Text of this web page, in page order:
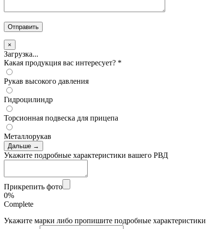
×
Загрузка...
Какая продукция вас интересует? *
Рукав высокого давления
Гидроцилиндр
Торсионная подвеска для прицепа
Металлорукав
Дальше →
Укажите подробные характеристики вашего РВД
Прикрепить фото
0%
Complete
Укажите марки либо пропишите подробные характеристики